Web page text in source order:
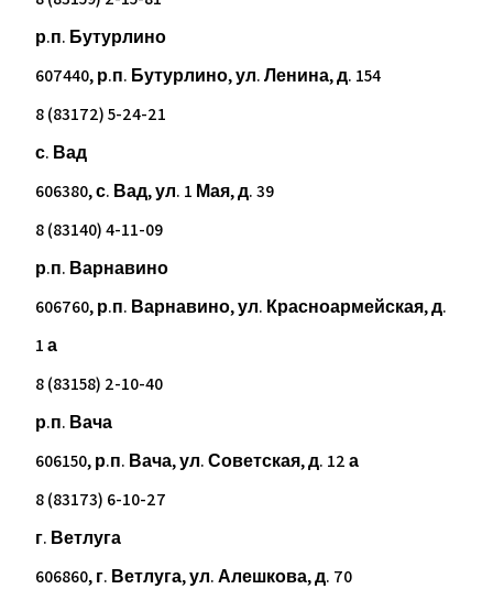
р.п. Бутурлино
607440, р.п. Бутурлино, ул. Ленина, д. 154
8 (83172) 5-24-21
с. Вад
606380, с. Вад, ул. 1 Мая, д. 39
8 (83140) 4-11-09
р.п. Варнавино
606760, р.п. Варнавино, ул. Красноармейская, д.
1 а
8 (83158) 2-10-40
р.п. Вача
606150, р.п. Вача, ул. Советская, д. 12 а
8 (83173) 6-10-27
г. Ветлуга
606860, г. Ветлуга, ул. Алешкова, д. 70